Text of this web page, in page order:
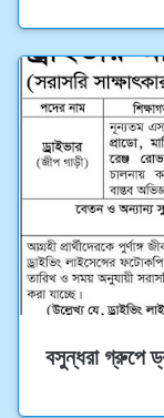
বসুন্ধরা গ্রুপে